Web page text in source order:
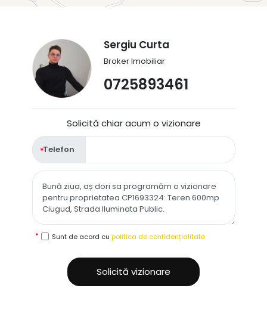
Sergiu Curta
Broker Imobiliar
0725893461
Solicită chiar acum o vizionare
Telefon
Sunt de acord cu politica de confidențialitate
Solicită vizionare